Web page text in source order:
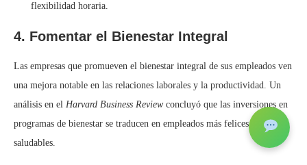
flexibilidad horaria.
4. Fomentar el Bienestar Integral
Las empresas que promueven el bienestar integral de sus empleados ven
una mejora notable en las relaciones laborales y la productividad. Un
análisis en el Harvard Business Reviewconcluyó que las inversiones en
programas de bienestar se traducen en empleados más felices y
saludables.